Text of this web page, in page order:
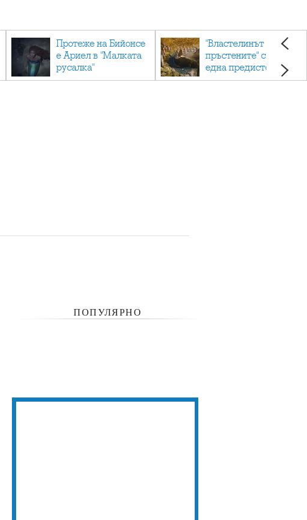
Протеже на Бийонсе
е Ариел в "Малката
русалка"
"Властелинът на
пръстените" с още
една предистория
ПОПУЛЯРНО